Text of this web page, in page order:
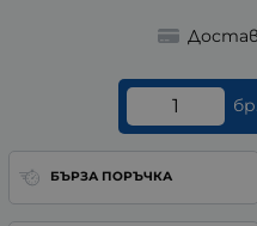
бр.
БЪРЗА ПОРЪЧКА